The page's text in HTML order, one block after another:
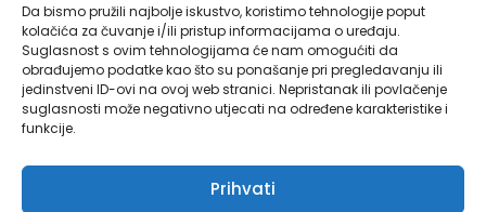
Da bismo pružili najbolje iskustvo, koristimo tehnologije poput
kolačića za čuvanje i/ili pristup informacijama o uređaju.
Suglasnost s ovim tehnologijama će nam omogućiti da
obrađujemo podatke kao što su ponašanje pri pregledavanju ili
jedinstveni ID-ovi na ovoj web stranici. Nepristanak ili povlačenje
suglasnosti može negativno utjecati na određene karakteristike i
funkcije.
Prihvati